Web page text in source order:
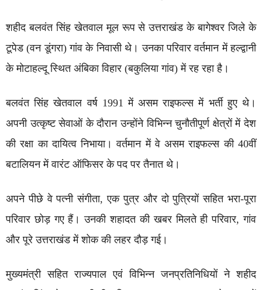
शहीद बलवंत सिंह खेतवाल मूल रूप से उत्तराखंड के बागेश्वर जिले के
टूपेड (वन डूंगरा) गांव के निवासी थे। उनका परिवार वर्तमान में हल्द्वानी
के मोटाहल्दू स्थित अंबिका विहार (बकुलिया गांव) में रह रहा है।
बलवंत सिंह खेतवाल वर्ष 1991 में असम राइफल्स में भर्ती हुए थे।
अपनी उत्कृष्ट सेवाओं के दौरान उन्होंने विभिन्न चुनौतीपूर्ण क्षेत्रों में देश
की रक्षा का दायित्व निभाया। वर्तमान में वे असम राइफल्स की 40वीं
बटालियन में वारंट ऑफिसर के पद पर तैनात थे।
अपने पीछे वे पत्नी संगीता, एक पुत्र और दो पुत्रियों सहित भरा-पूरा
परिवार छोड़ गए हैं। उनकी शहादत की खबर मिलते ही परिवार, गांव
और पूरे उत्तराखंड में शोक की लहर दौड़ गई।
मुख्यमंत्री सहित राज्यपाल एवं विभिन्न जनप्रतिनिधियों ने शहीद